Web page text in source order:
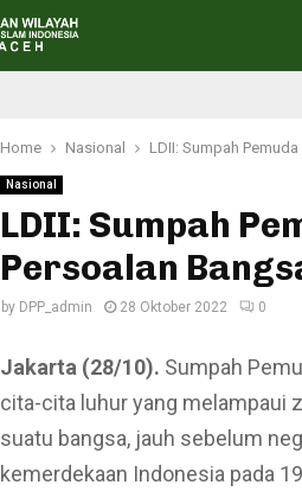
Home Nasional LDII: Sumpah
Nasional
LDII: Sumpah
Persoalan
by DPP_admin 28 Oktober 2022 0
Jakarta (28/10). Sumpah
cita-cita luhur yang melampaui
suatu bangsa, jauh sebelum
kemerdekaan Indonesia pada